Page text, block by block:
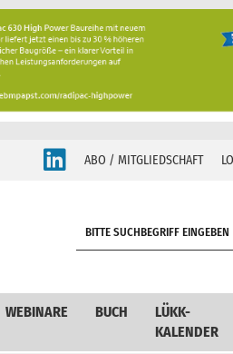
ABO / MITGLIEDSCHAFT
WEBINARE BUCH
LÜKK-
KALENDER